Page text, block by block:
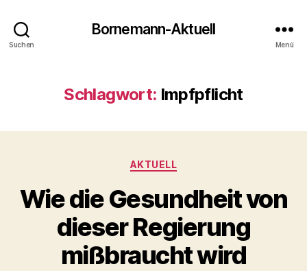
Suchen
Bornemann-Aktuell
Menü
Schlagwort: Impfpflicht
Kategorien
AKTUELL
Wie die Gesundheit von
dieser Regierung
mißbraucht wird